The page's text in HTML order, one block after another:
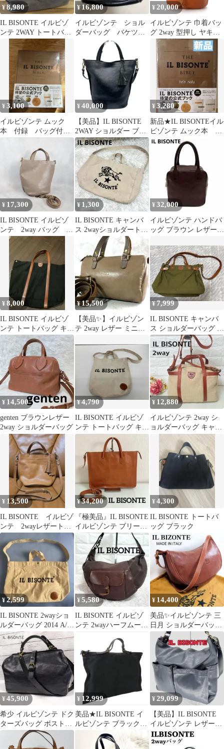
¥8,980
IL BISONTE イルビゾ
ンテ 2WAY トートバッ
グ ショルダーバッグ
¥ 16,800
イルビゾンテ ショル
ダーバッグ バケツ
レザー ブラック
¥ 20,000
イルビゾンテ 巾着バッ
グ 2way 型押し ヤキヌ
メ レディース 新品同
様
¥3,100
イルビゾンテ ムック
本 付録 バッグ付
コンセプト
¥ 40,000
【美品】IL BISONTE
2WAY ショルダー ブラ
ック レザー タッセル
¥3,280
新品★IL BISONTEイル
ビゾンテ ムック本 ト
ートバック
¥ 17,300
IL BISONTE イルビゾ
ンテ 2way バッグ シ
ョルダーバッグ
¥ 1,300
IL BISONTE キャンバ
ス 2wayショルダートー
トバッグ
¥ 32,000
イルビゾンテ ハンドバ
ッグ ブラウン レザー
型押し
¥8,000
IL BISONTE イルビゾ
ンテ トートバッグ キャ
ンバス×レザー
¥15,500
【美品✨】イルビゾン
テ 2way レザー ミニボ
¥7,999
IL BISONTE キャンバ
ス ショルダーバッグ カ
ーキ
¥ 14,500
genten ブラウンレザー
2way ショルダーバッグ
¥4,790
IL BISONTE イルビゾ
ンテ トートバッグ キャ
ンバス 2way ショルダ
ー アイボリー
¥ 12,880
イルビゾンテ 2way シ
ョルダーバッグ キャン
¥ 13,500
IL BISONTE イルビゾ
ンテ 2wayレザートー
トバッグ バケツ型
¥34,200
『極美品』IL BISONTE
イルビゾンテ ブリーフ
ケース レザー 2way
¥4,300
IL BISONTE トートバ
ッグ ブラック
¥2,599
IL BISONTE 2wayショ
ルダーバッグ 2014 A/W
ムック本
¥5,580
IL BISONTE イルビゾ
ンテ 2wayハーフムーン
¥ 14,400
美品✨️イルビゾンテ 三
日月 ショルダーバッグ
ロゴ刻印 袋
¥45,900
希少 イルビゾンテ ドク
ターズバッグ ボストン
ショルダー ブラック
¥ 12,999
美品★IL BISONTE イ
ルビゾンテ ブラックト
ートバッグ A4収納
¥29,099
【美品】IL BISONTE
イルビゾンテ レザーシ
ョルダーバッグ 2way